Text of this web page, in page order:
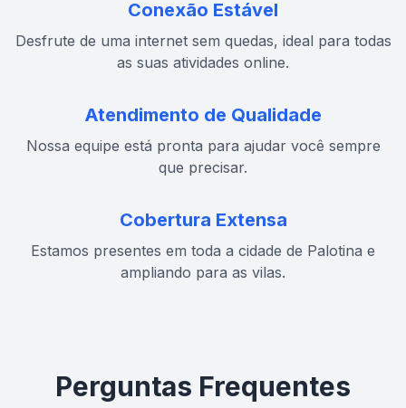
Conexão Estável
Desfrute de uma internet sem quedas, ideal para todas
as suas atividades online.
Atendimento de Qualidade
Nossa equipe está pronta para ajudar você sempre
que precisar.
Cobertura Extensa
Estamos presentes em toda a cidade de Palotina e
ampliando para as vilas.
Perguntas Frequentes